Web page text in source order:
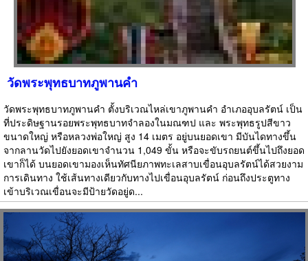
วัดพระพุทธบาทภูพานคำ
วัดพระพุทธบาทภูพานคำ ตั้งบริเวณไหล่เขาภูพานคำ อำเภออุบลรัตน์ เป็น
ที่ประดิษฐานรอยพระพุทธบาทจำลองในมณฑป และ พระพุทธรูปสีขาว
ขนาดใหญ่ หรือหลวงพ่อใหญ่ สูง 14 เมตร อยู่บนยอดเขา มีบันไดทางขึ้น
จากลานวัดไปยังยอดเขาจำนวน 1,049 ขั้น หรือจะขับรถยนต์ขึ้นไปถึงยอด
เขาก็ได้ บนยอดเขามองเห็นทัศนียภาพทะเลสาบเขื่อนอุบลรัตน์ได้สวยงาม
การเดินทาง ใช้เส้นทางเดียวกับทางไปเขื่อนอุบลรัตน์ ก่อนถึงประตูทาง
เข้าบริเวณเขื่อนจะมีป้ายวัดอยู่ด...